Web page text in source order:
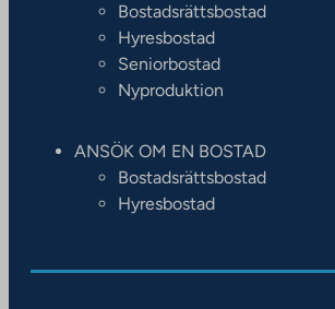
Bostadsrättsbostad
Hyresbostad
Seniorbostad
Nyproduktion
ANSÖK OM EN BOSTAD
Bostadsrättsbostad
Hyresbostad